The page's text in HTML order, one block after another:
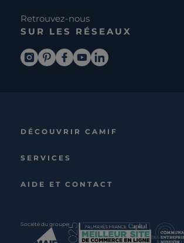
Retrouvez-nous
SUR LES RÉSEAUX
DÉCOUVRIR CAMIF
Nos collections
Boutique
SERVICES
Carte cadeau Camif
Partenaire rénovation
AIDE ET CONTACT
Aide et foire aux questions
Société du groupe